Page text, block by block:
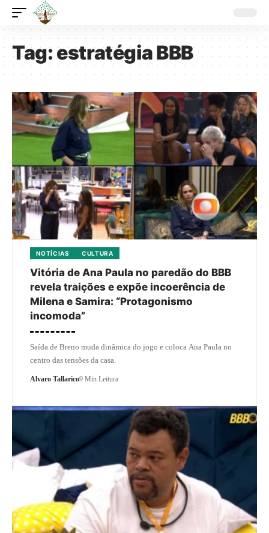
Tag:estratégia BBB
NOTÍCIAS CULTURA
Vitória de Ana Paula no paredão do BBB
revela traições e expõe incoerência de
Milena e Samira: “Protagonismo
incomoda”
Saída de Breno muda dinâmica do jogo e coloca Ana Paula no
centro das tensões da casa.
Alvaro Tallarico9 Min Leitura